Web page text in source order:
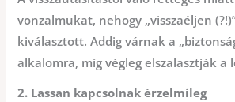
vonzalmukat, nehogy „visszaéljen
kiválasztott. Addig várnak a
alkalomra, míg végleg elszalasztják a
2. Lassan kapcsolnak érzelmileg